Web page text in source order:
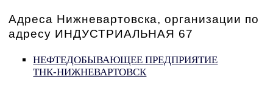
Адреса Нижневартовска, организации по
адресу ИНДУСТРИАЛЬНАЯ 67
НЕФТЕДОБЫВАЮЩЕЕ ПРЕДПРИЯТИЕ
ТНК-НИЖНЕВАРТОВСК